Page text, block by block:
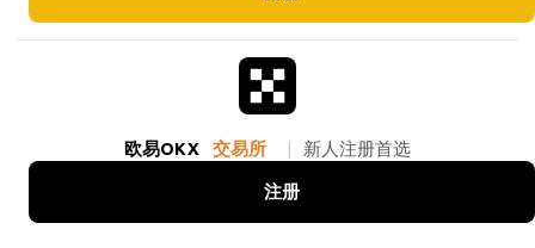
欧易OKX 交易所 | 新人注册首选
注册